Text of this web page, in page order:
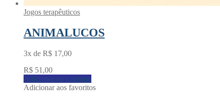
Jogos terapêuticos
ANIMALUCOS
3x de R$ 17,00
R$ 51,00
Adicionar ao carrinho
Adicionar aos favoritos